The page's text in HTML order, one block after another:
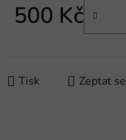
500 Kč
Tisk Zeptat se